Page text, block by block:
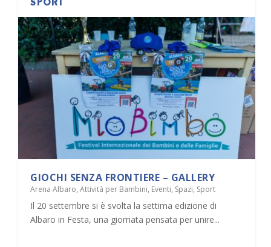
SPORT
GIOCHI SENZA FRONTIERE – GALLERY
Arena Albaro,Attività per Bambini, Eventi, Spazi, Sport
Il 20 settembre si è svolta la settima edizione di
Albaro in Festa, una giornata pensata per unire...